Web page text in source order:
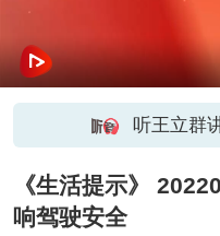
听王立群
《生活提示》
响驾驶安全